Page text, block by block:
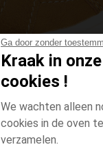
Ga door zonder
Kraak in onze
cookies !
We wachten alleen
cookies in de oven
verzamelen.